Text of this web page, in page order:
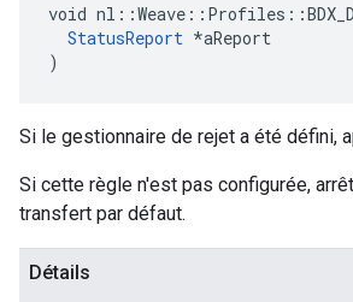
void
StatusReport *aReport
)
Si le gestionnaire de rejet a été défini,
Si cette règle n'est pas configurée,
transfert par défaut.
Détails